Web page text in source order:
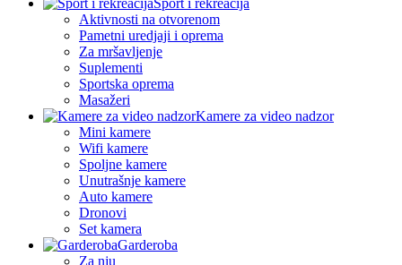
Sport i rekreacija
Aktivnosti na otvorenom
Pametni uredjaji i oprema
Za mršavljenje
Suplementi
Sportska oprema
Masažeri
Kamere za video nadzor
Mini kamere
Wifi kamere
Spoljne kamere
Unutrašnje kamere
Auto kamere
Dronovi
Set kamera
Garderoba
Za nju